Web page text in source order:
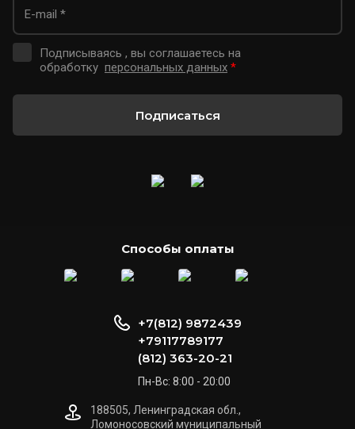
Подписываясь , вы соглашаетесь на
обработку персональных данных *
Подписаться
Способы оплаты
+7(812) 9872439
+79117789177
(812) 363-20-21
Пн-Вс: 8:00 - 20:00
188505, Ленинградская обл.,
Ломоносовский муниципальный